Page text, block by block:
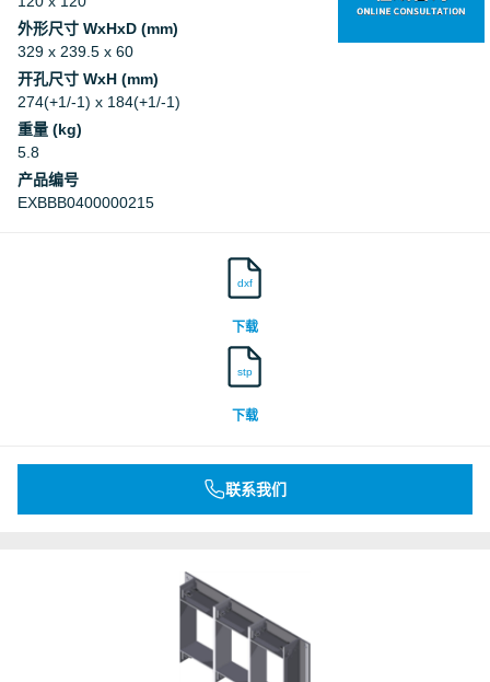
外形尺寸 WxHxD (mm)
329 x 239.5 x 60
开孔尺寸 WxH (mm)
274(+1/-1) x 184(+1/-1)
重量 (kg)
5.8
产品编号
EXBBB0400000215
dxf
下载
stp
下载
联系我们